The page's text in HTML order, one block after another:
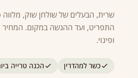
שרית, הבעלים של שולחן שוק, מלווה
התפריט, ועד ההגשה במקום.
ופינוי.
כשר למהדרין הכנה טרייה